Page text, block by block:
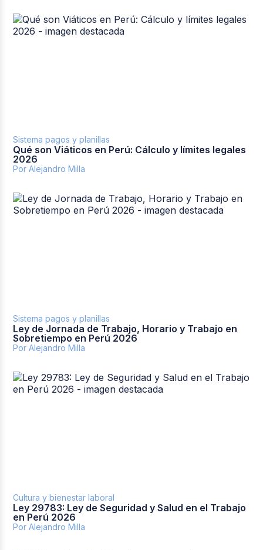
Sistema pagos y planillas
Qué son Viáticos en Perú: Cálculo y límites legales
2026
Por Alejandro Milla
Sistema pagos y planillas
Ley de Jornada de Trabajo, Horario y Trabajo en
Sobretiempo en Perú 2026
Por Alejandro Milla
Cultura y bienestar laboral
Ley 29783: Ley de Seguridad y Salud en el Trabajo
en Perú 2026
Por Alejandro Milla